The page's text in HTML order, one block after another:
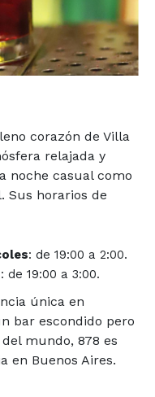
corazón de Villa
relajada y
noche casual como
Sus horarios de
: de 19:00 a 2:00.
: de 19:00 a 3:00.
única en
bar escondido pero
mundo, 878 es
en Buenos Aires.